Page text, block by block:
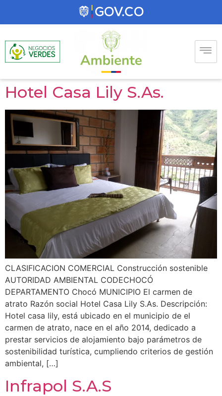
Hotel Casa Lily S.As.
CLASIFICACION COMERCIAL Construcción sostenible
AUTORIDAD AMBIENTAL CODECHOCÓ
DEPARTAMENTO Chocó MUNICIPIO El carmen de
atrato Razón social Hotel Casa Lily S.As. Descripción:
Hotel casa lily, está ubicado en el municipio de el
carmen de atrato, nace en el año 2014, dedicado a
prestar servicios de alojamiento bajo parámetros de
sostenibilidad turística, cumpliendo criterios de gestión
ambiental, […]
Infrapol S.A.S